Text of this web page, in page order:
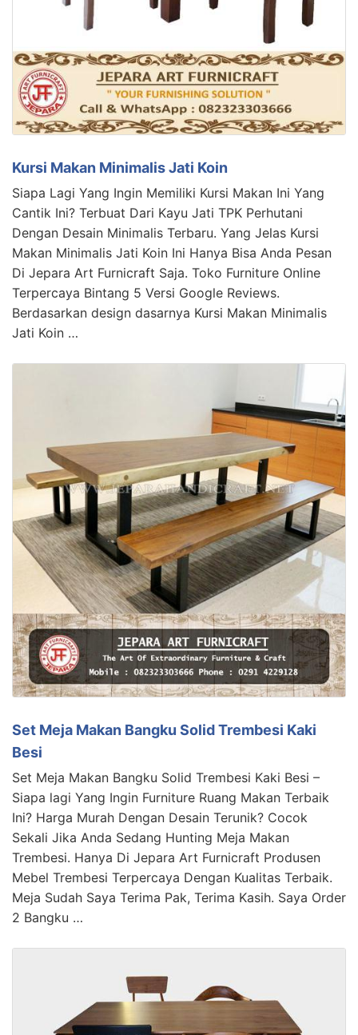
Kursi Makan Minimalis Jati Koin
Siapa Lagi Yang Ingin Memiliki Kursi Makan Ini Yang
Cantik Ini? Terbuat Dari Kayu Jati TPK Perhutani
Dengan Desain Minimalis Terbaru. Yang Jelas Kursi
Makan Minimalis Jati Koin Ini Hanya Bisa Anda Pesan
Di Jepara Art Furnicraft Saja. Toko Furniture Online
Terpercaya Bintang 5 Versi Google Reviews.
Berdasarkan design dasarnya Kursi Makan Minimalis
Jati Koin …
Set Meja Makan Bangku Solid Trembesi Kaki
Besi
Set Meja Makan Bangku Solid Trembesi Kaki Besi –
Siapa lagi Yang Ingin Furniture Ruang Makan Terbaik
Ini? Harga Murah Dengan Desain Terunik? Cocok
Sekali Jika Anda Sedang Hunting Meja Makan
Trembesi. Hanya Di Jepara Art Furnicraft Produsen
Mebel Trembesi Terpercaya Dengan Kualitas Terbaik.
Meja Sudah Saya Terima Pak, Terima Kasih. Saya Order
2 Bangku …